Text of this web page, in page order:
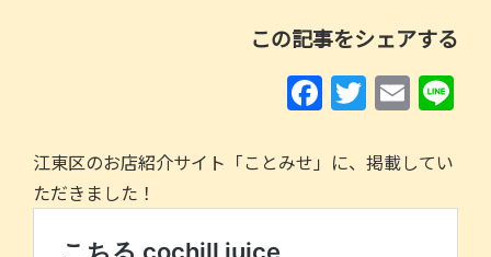
この記事をシェアする
F
c
e
T
itt
er
E
ai
l
江東区のお店紹介サイト「ことみせ」に、掲載してい
ただきました！